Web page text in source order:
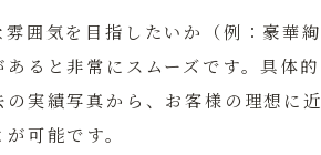
囲気を目指したいか（例：豪華絢
ると非常にスムーズです。具体的
の実績写真から、お客様の理想に近
可能です。